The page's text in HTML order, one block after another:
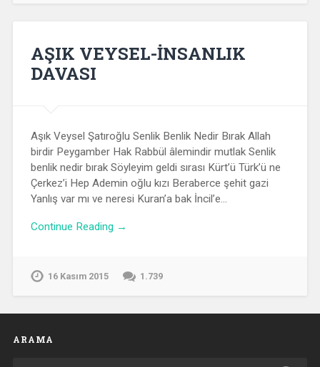
AŞIK VEYSEL-İNSANLIK
DAVASI
Aşık Veysel Şatıroğlu Senlik Benlik Nedir Bırak Allah
birdir Peygamber Hak Rabbül âlemindir mutlak Senlik
benlik nedir bırak Söyleyim geldi sırası Kürt’ü Türk’ü ne
Çerkez’i Hep Ademin oğlu kızı Beraberce şehit gazi
Yanlış var mı ve neresi Kuran’a bak İncil’e…
Continue Reading →
16 Kasım 2015 1.739
ARAMA